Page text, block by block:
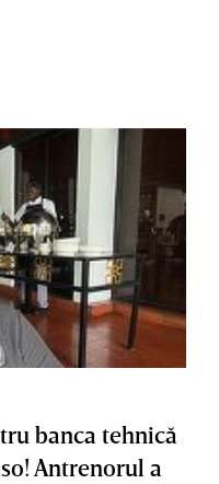
banca tehnică
Antrenorul a